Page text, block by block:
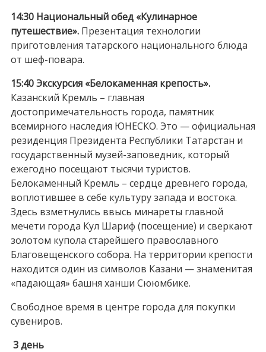
14:30 Национальный обед «Кулинарное
путешествие».Презентация технологии
приготовления татарского национального блюда
от шеф-повара.
15:40 Экскурсия «Белокаменная крепость».
Казанский Кремль – главная
достопримечательность города, памятник
всемирного наследия ЮНЕСКО. Это — официальная
резиденция Президента Республики Татарстан и
государственный музей-заповедник, который
ежегодно посещают тысячи туристов.
Белокаменный Кремль – сердце древнего города,
воплотившее в себе культуру запада и востока.
Здесь взметнулись ввысь минареты главной
мечети города Кул Шариф (посещение) и сверкают
золотом купола старейшего православного
Благовещенского собора. На территории крепости
находится один из символов Казани — знаменитая
«падающая» башня ханши Сююмбике.
Свободное время в центре города для покупки
сувениров.
3 день